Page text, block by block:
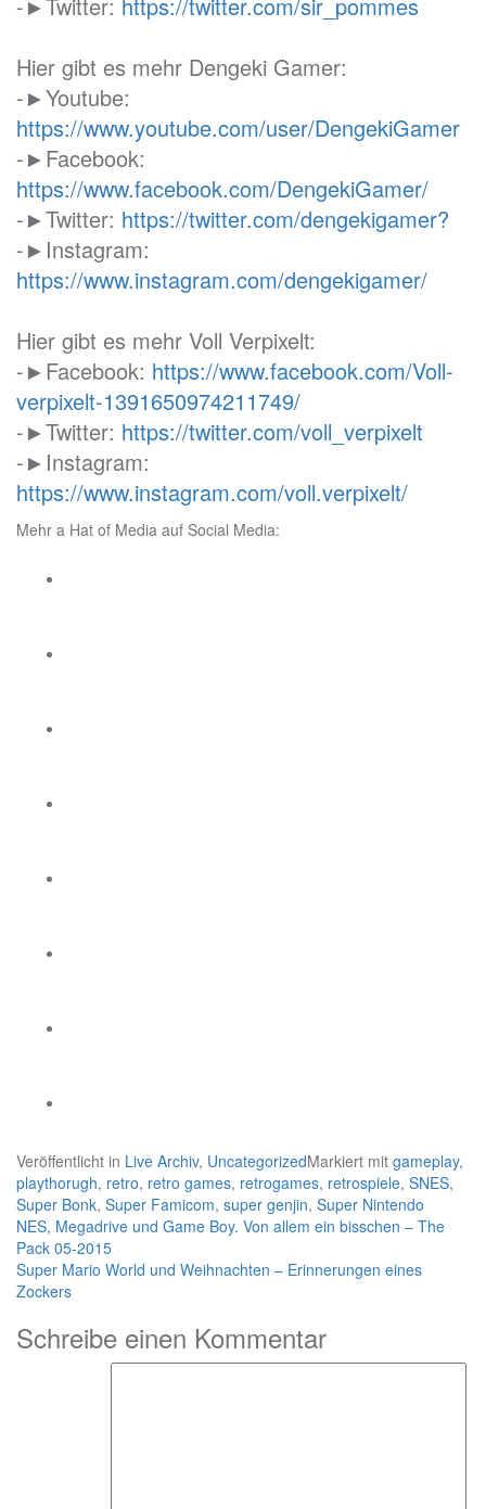
-►Twitter: https://twitter.com/sir_pommes
Hier gibt es mehr Dengeki Gamer:
-►Youtube:
https://www.youtube.com/user/DengekiGamer
-►Facebook:
https://www.facebook.com/DengekiGamer/
-►Twitter: https://twitter.com/dengekigamer?
-►Instagram:
https://www.instagram.com/dengekigamer/
Hier gibt es mehr Voll Verpixelt:
-►Facebook: https://www.facebook.com/Voll-
verpixelt-1391650974211749/
-►Twitter: https://twitter.com/voll_verpixelt
-►Instagram:
https://www.instagram.com/voll.verpixelt/
Mehr a Hat of Media auf Social Media:
Veröffentlicht in Live Archiv, UncategorizedMarkiert mit gameplay,
playthorugh, retro, retro games, retrogames, retrospiele, SNES,
Super Bonk, Super Famicom, super genjin, Super Nintendo
Beitragsnavigation
NES, Megadrive und Game Boy. Von allem ein bisschen – The
Pack 05-2015
Super Mario World und Weihnachten – Erinnerungen eines
Zockers
Schreibe einen Kommentar